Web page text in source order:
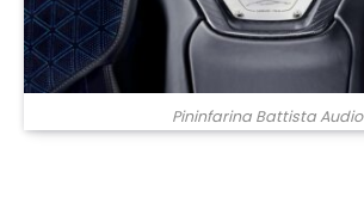
Pininfarina Battista Audio